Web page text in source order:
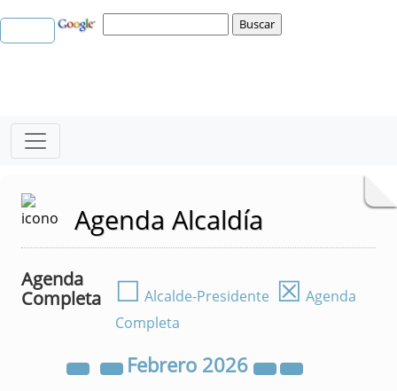
Agenda Alcaldía
Agenda
Completa
☐ Alcalde-Presidente ☒ Agenda
Completa
Febrero 2026